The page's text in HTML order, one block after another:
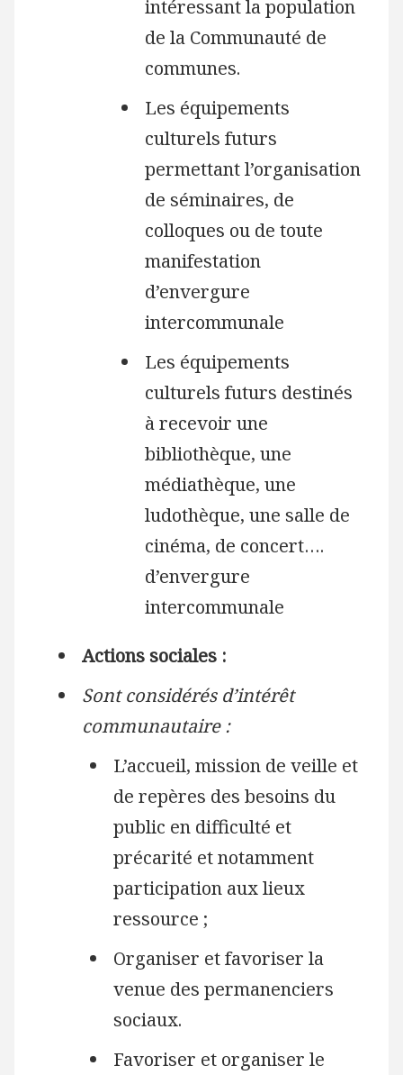
intéressant la population
de la Communauté de
communes.
Les équipements
culturels futurs
permettant l’organisation
de séminaires, de
colloques ou de toute
manifestation
d’envergure
intercommunale
Les équipements
culturels futurs destinés
à recevoir une
bibliothèque, une
médiathèque, une
ludothèque, une salle de
cinéma, de concert….
d’envergure
intercommunale
Actions sociales :
Sont considérés d’intérêt
communautaire :
L’accueil, mission de veille et
de repères des besoins du
public en difficulté et
précarité et notamment
participation aux lieux
ressource ;
Organiser et favoriser la
venue des permanenciers
sociaux.
Favoriser et organiser le